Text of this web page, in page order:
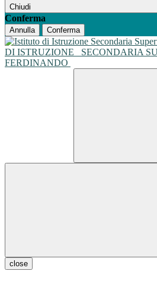
Chiudi
Conferma
Annulla Conferma
DI ISTRUZIONE
SECONDARIA
FERDINANDO
close